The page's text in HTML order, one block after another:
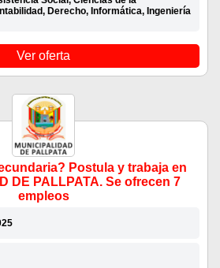
Derecho, Informática, Ingeniería
Ver oferta
Postula y trabaja en
DE PALLPATA. Se ofrecen 7
empleos